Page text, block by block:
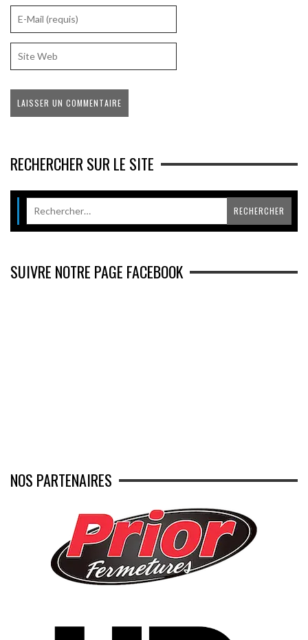
RECHERCHER SUR LE SITE
SUIVRE NOTRE PAGE FACEBOOK
NOS PARTENAIRES